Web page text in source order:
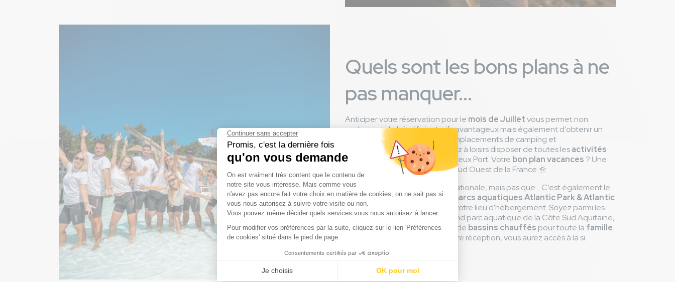
Quels sont les bons plans à ne
pas manquer...
Anticiper votre réservation pour le mois de Juilletvous permet non
seulement de bénéficier tarifs avantageux mais également d’obtenir un
choix plus grand
quant aux emplacements de camping et
hébergements. Vous pourrez à loisirs disposer de toutes lesactivités
et servicesproposés par Le Vieux Port. Votre bon plan vacances ? Une
réservation au soleildans le Sud Ouest de la France 🌞
Juillet c'est le mois de la fête Nationale, mais pas que... C’est également le
mois de l’ouverture du duo de
parcs aquatiques Atlantic Park & Atlantic
Jumpà Seignosse, proche de votre lieu d'hébergement. Soyez parmi les
premiers à découvrir le plus grand parc aquatique de la Côte Sud Aquitaine,
avec ses 4 hectares composés de bassins chauffés pour toute la famille.
Et grâce au ticket fourni par notre réception, vous aurez accès à la si
Image